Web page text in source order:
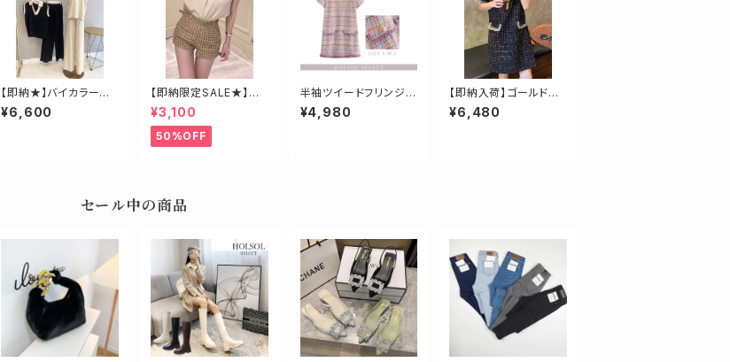
【即納★】バイカラー襟
付きサマーニットアップ
¥6,600
【即納限定SALE★】セッ
ト商品♡ブラウス×ショ
ートセットUP
¥3,100
50%OFF
半袖ツイードフリンジデ
ザインワンピース
¥4,980
【即納入荷】ゴールドミッ
クスフラップ半袖ツイー
ドワンピース
¥6,480
セール中の商品